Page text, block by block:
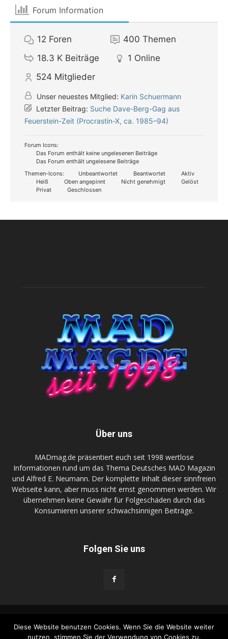
Forum Information
12 Foren 400 Themen
18.3 K Beiträge 1 Online
524 Mitglieder
Unser neuestes Mitglied: Karin Schuermann
Letzter Beitrag: Suche Dave-Berg-Gag aus
Feuerstein-Zeit (Procrastin-X, ca. 1985–94)
Forum Icons:
Das Forum enthält keine ungelesenen Beiträge
Das Forum enthält ungelesene Beiträge
Themen-Icons:
Unbeantwortet Beantwortet
Aktiv
Heiß
Oben angepinnt Nicht genehmigt
Gelöst
Privat
Geschlossen
Über uns
MADmag.de präsentiert euch seit 1998 wertlose
Informationen rund um das Thema Deutsches MAD Magazin
und Alfred E. Neumann. Der komplette Inhalt dieser sinnfreien
Webseite kann, aber muss nicht ernst genommen werden. Wir
übernehmen keine Gewähr für Folgeschäden durch das
Konsumieren unserer schwachsinnigen Beiträge.
Folgen Sie uns
Wir kaufen Dein MAD Zeugs
Advertise on MADmag.de
Diese Website benutzen Cookies. Wenn Sie die Website weiter
nutzen, stimmen Sie der Verwendung von Cookies zu.